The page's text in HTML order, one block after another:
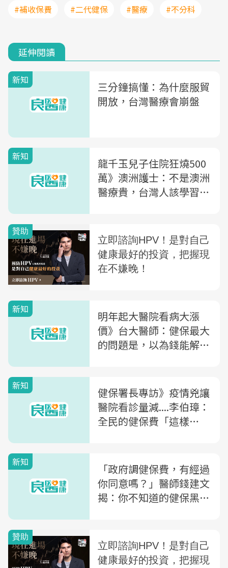
#補收保費 #二代健保 #醫療 #不分科
延伸閱讀
新知
三分鐘搞懂：為什麼服貿
開放，台灣醫療會崩盤
新知
龍千玉兒子住院狂燒500
萬》澳洲護士：不是澳洲
醫療貴，台灣人該學習
新知
明年起大醫院看病大漲
價》台大醫師：健保最大
的問題是，以為錢能解決
新知
健保署長專訪》疫情兇讓
醫院看診量減....李伯璋：
全民的健保費「這樣
新知
「政府調健保費，有經過
你同意嗎？」醫師錢建文
揭：你不知道的健保黑